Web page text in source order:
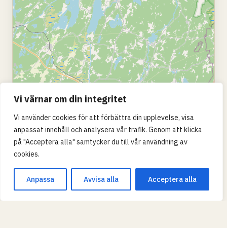
Vi värnar om din integritet
Vi använder cookies för att förbättra din upplevelse, visa
anpassat innehåll och analysera vår trafik. Genom att klicka
på "Acceptera alla" samtycker du till vår användning av
cookies.
Anpassa Avvisa alla Acceptera alla
© OpenStreetMap